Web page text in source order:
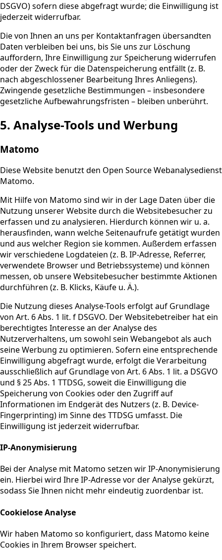
DSGVO) sofern diese abgefragt wurde; die Einwilligung ist
jederzeit widerrufbar.
Die von Ihnen an uns per Kontaktanfragen übersandten
Daten verbleiben bei uns, bis Sie uns zur Löschung
auffordern, Ihre Einwilligung zur Speicherung widerrufen
oder der Zweck für die Datenspeicherung entfällt (z. B.
nach abgeschlossener Bearbeitung Ihres Anliegens).
Zwingende gesetzliche Bestimmungen – insbesondere
gesetzliche Aufbewahrungsfristen – bleiben unberührt.
5. Analyse-Tools und Werbung
Matomo
Diese Website benutzt den Open Source Webanalysedienst
Matomo.
Mit Hilfe von Matomo sind wir in der Lage Daten über die
Nutzung unserer Website durch die Websitebesucher zu
erfassen und zu analysieren. Hierdurch können wir u. a.
herausfinden, wann welche Seitenaufrufe getätigt wurden
und aus welcher Region sie kommen. Außerdem erfassen
wir verschiedene Logdateien (z. B. IP-Adresse, Referrer,
verwendete Browser und Betriebssysteme) und können
messen, ob unsere Websitebesucher bestimmte Aktionen
durchführen (z. B. Klicks, Käufe u. Ä.).
Die Nutzung dieses Analyse-Tools erfolgt auf Grundlage
von Art. 6 Abs. 1 lit. f DSGVO. Der Websitebetreiber hat ein
berechtigtes Interesse an der Analyse des
Nutzerverhaltens, um sowohl sein Webangebot als auch
seine Werbung zu optimieren. Sofern eine entsprechende
Einwilligung abgefragt wurde, erfolgt die Verarbeitung
ausschließlich auf Grundlage von Art. 6 Abs. 1 lit. a DSGVO
und § 25 Abs. 1 TTDSG, soweit die Einwilligung die
Speicherung von Cookies oder den Zugriff auf
Informationen im Endgerät des Nutzers (z. B. Device-
Fingerprinting) im Sinne des TTDSG umfasst. Die
Einwilligung ist jederzeit widerrufbar.
IP-Anonymisierung
Bei der Analyse mit Matomo setzen wir IP-Anonymisierung
ein. Hierbei wird Ihre IP-Adresse vor der Analyse gekürzt,
sodass Sie Ihnen nicht mehr eindeutig zuordenbar ist.
Cookielose Analyse
Wir haben Matomo so konfiguriert, dass Matomo keine
Cookies in Ihrem Browser speichert.